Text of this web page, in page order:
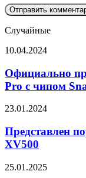
Случайные
Официально
планшет
Redmi
Pad
с
Snapdragon
7s
2
10.04.2024
Официально
Pro с чипом
Представлен
динамик
Sony
SRS-
23.01.2024
Представлен
XV500
Представлен
25.01.2025